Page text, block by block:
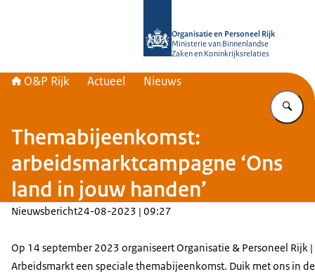
Organisatie en Personeel Rijk
Ministerie van Binnenlandse
Zaken en Koninkrijksrelaties
O&P Rijk Actueel Nieuws
Themabijeenkomst:
arbeidsmarktcampagne ‘Ons
land in jouw handen’
Nieuwsbericht24-08-2023 | 09:27
Op 14 september 2023 organiseert Organisatie & Personeel Rijk |
Arbeidsmarkt een speciale themabijeenkomst. Duik met ons in de